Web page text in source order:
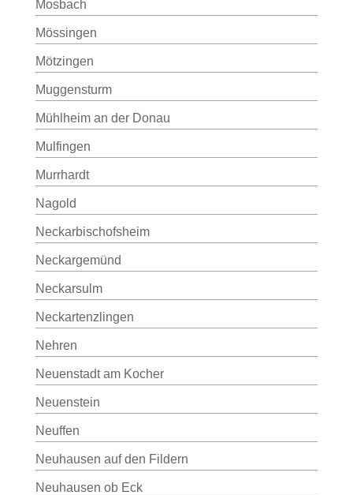
Mosbach
Mössingen
Mötzingen
Muggensturm
Mühlheim an der Donau
Mulfingen
Murrhardt
Nagold
Neckarbischofsheim
Neckargemünd
Neckarsulm
Neckartenzlingen
Nehren
Neuenstadt am Kocher
Neuenstein
Neuffen
Neuhausen auf den Fildern
Neuhausen ob Eck